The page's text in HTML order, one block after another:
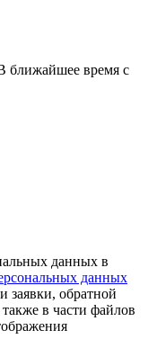
ближайшее время с
данных в
данных
заявки, обратной
в части файлов